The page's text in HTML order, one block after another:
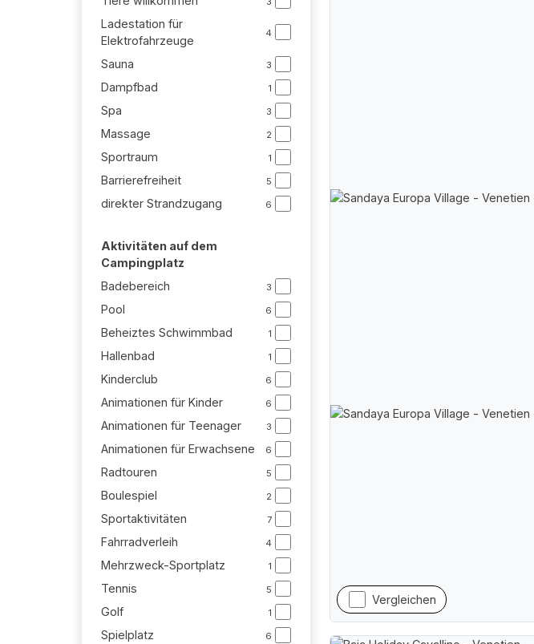
Ladestation für
Elektrofahrzeuge
4
Sauna 3
Dampfbad 1
Spa 3
Massage 2
Sportraum 1
Barrierefreiheit 5
direkter Strandzugang 6
Aktivitäten auf dem
Campingplatz
Badebereich
3
Pool 6
Beheiztes Schwimmbad 1
Hallenbad 1
Kinderclub 6
Animationen für Kinder 6
Animationen für Teenager 3
Animationen für Erwachsene 6
Radtouren 5
Boulespiel 2
Sportaktivitäten 7
Fahrradverleih 4
Mehrzweck-Sportplatz 1
Tennis 5
Golf 1
Spielplatz 6
Vergleichen